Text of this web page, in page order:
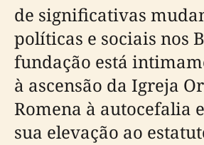
de significativas
políticas e sociais nos
fundação está
à ascensão da Igreja
Romena à autocefalia
sua elevação ao